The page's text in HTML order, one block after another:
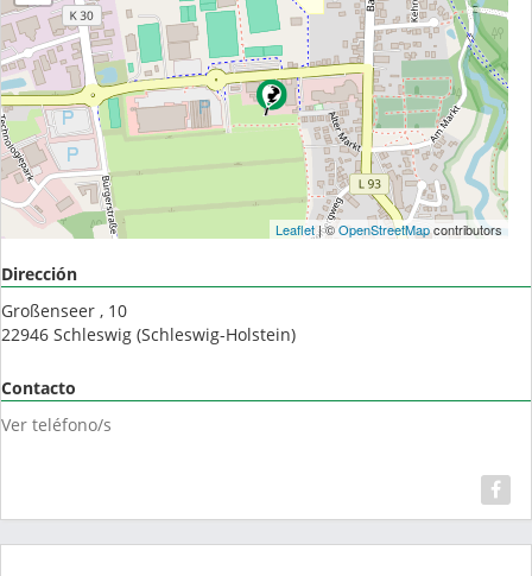
Leaflet| ©OpenStreetMapcontributors
Dirección
Großenseer , 10
22946 Schleswig (Schleswig-Holstein)
Contacto
Ver teléfono/s